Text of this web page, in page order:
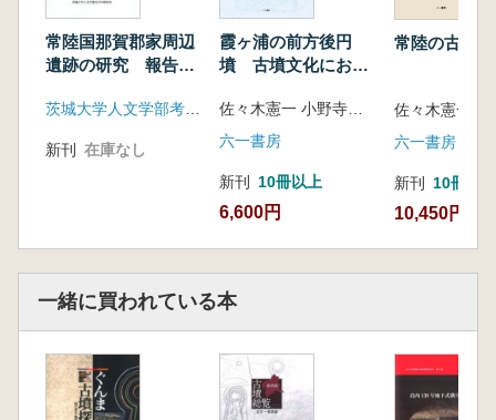
常陸国那賀郡家周辺
遺跡の研究 報告編
茨城大学人文学部考古学研究室
新刊 在庫なし
霞ヶ浦の前方後円
墳 古墳文化におけ
佐々木憲一 小野寺洋介 編
六一書房
新刊 10冊以上
6,600円
常陸の古墳群
六一書房
新刊 10冊以上
10,450円
一緒に買われている本